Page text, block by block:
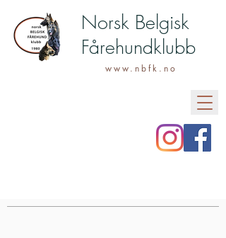
Norsk Belgisk
Fårehundklubb
www.nbfk.no